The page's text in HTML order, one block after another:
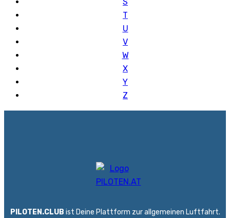
T
U
V
W
X
Y
Z
PILOTEN.CLUB ist Deine Plattform zur allgemeinen Luftfahrt.